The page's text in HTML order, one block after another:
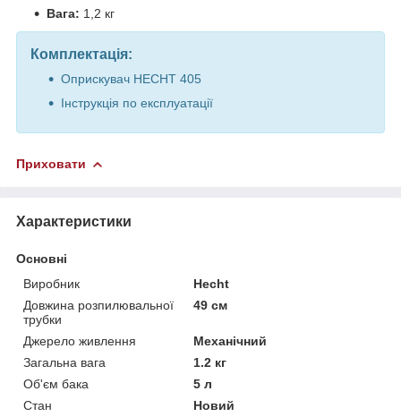
Вага: 1,2 кг
Комплектація:
Оприскувач HECHT 405
Інструкція по експлуатації
Приховати
Характеристики
Основні
Виробник
Hecht
Довжина розпилювальної
трубки
49 см
Джерело живлення
Механічний
Загальна вага
1.2 кг
Об'єм бака
5 л
Стан
Новий